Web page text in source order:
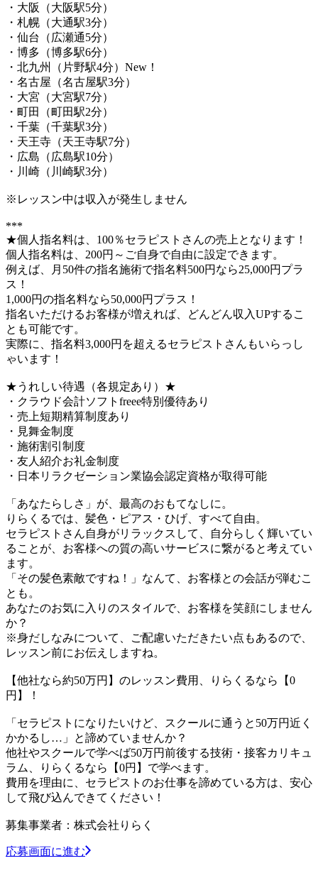
・大阪（大阪駅5分）
・札幌（大通駅3分）
・仙台（広瀬通5分）
・博多（博多駅6分）
・北九州（片野駅4分）New！
・名古屋（名古屋駅3分）
・大宮（大宮駅7分）
・町田（町田駅2分）
・千葉（千葉駅3分）
・天王寺（天王寺駅7分）
・広島（広島駅10分）
・川崎（川崎駅3分）
※レッスン中は収入が発生しません
***
★個人指名料は、100％セラピストさんの売上となります！
個人指名料は、200円～ご自身で自由に設定できます。
例えば、月50件の指名施術で指名料500円なら25,000円プラ
ス！
1,000円の指名料なら50,000円プラス！
指名いただけるお客様が増えれば、どんどん収入UPするこ
とも可能です。
実際に、指名料3,000円を超えるセラピストさんもいらっし
ゃいます！
★うれしい待遇（各規定あり）★
・クラウド会計ソフトfreee特別優待あり
・売上短期精算制度あり
・見舞金制度
・施術割引制度
・友人紹介お礼金制度
・日本リラクゼーション業協会認定資格が取得可能
「あなたらしさ」が、最高のおもてなしに。
りらくるでは、髪色・ピアス・ひげ、すべて自由。
セラピストさん自身がリラックスして、自分らしく輝いてい
ることが、お客様への質の高いサービスに繋がると考えてい
ます。
「その髪色素敵ですね！」なんて、お客様との会話が弾むこ
とも。
あなたのお気に入りのスタイルで、お客様を笑顔にしません
か？
※身だしなみについて、ご配慮いただきたい点もあるので、
レッスン前にお伝えしますね。
【他社なら約50万円】のレッスン費用、りらくるなら【0
円】！
「セラピストになりたいけど、スクールに通うと50万円近く
かかるし…」と諦めていませんか？
他社やスクールで学べば50万円前後する技術・接客カリキュ
ラム、りらくるなら【0円】で学べます。
費用を理由に、セラピストのお仕事を諦めている方は、安心
して飛び込んできてください！
募集事業者：株式会社りらく
応募画面に進む